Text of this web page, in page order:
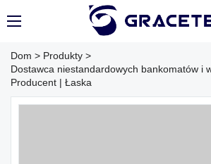
Dom > Produkty >
Dostawca niestandardowych bankomatów i
Producent | Łaska